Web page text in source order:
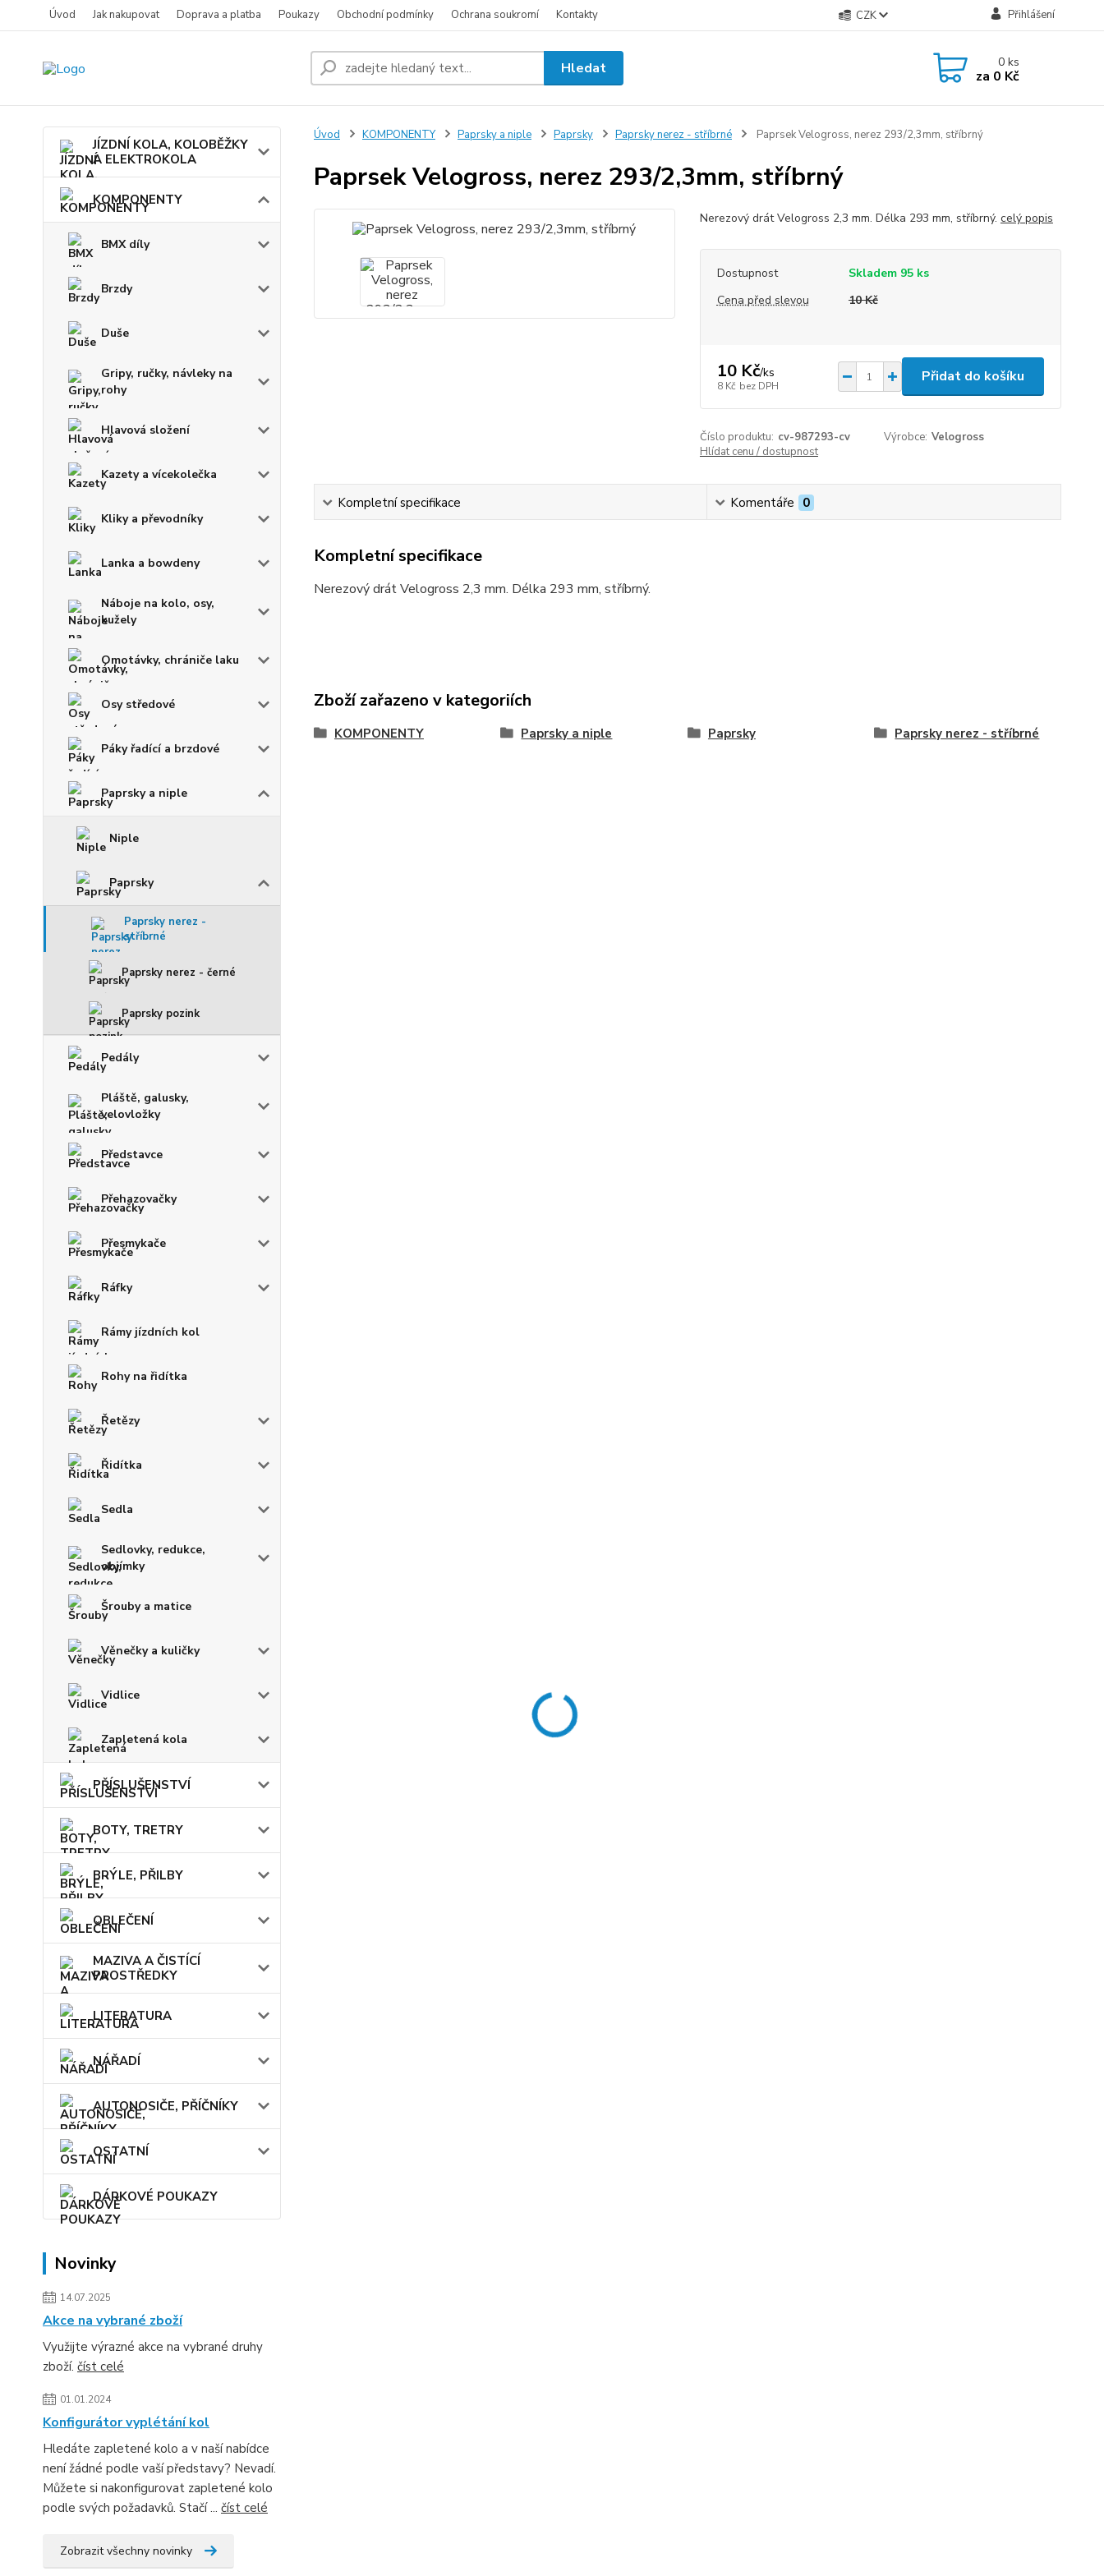
Úvod Jak nakupovat Doprava a platba Poukazy Obchodní podmínky Ochrana soukromí Kontakty CZK Přihlášení
Hledat 0ks
za 0 Kč
JÍZDNÍ KOLA, KOLOBĚŽKY
A ELEKTROKOLA
KOMPONENTY
BMX díly
Brzdy
Duše
Gripy, ručky, návleky na
rohy
Hlavová složení
Kazety a vícekolečka
Kliky a převodníky
Lanka a bowdeny
Náboje na kolo, osy,
kužely
Omotávky, chrániče laku
Osy středové
Páky řadící a brzdové
Paprsky a niple
Niple
Paprsky
Paprsky nerez -
stříbrné
Paprsky nerez - černé
Paprsky pozink
Pedály
Pláště, galusky,
velovložky
Představce
Přehazovačky
Přesmykače
Ráfky
Rámy jízdních kol
Rohy na řidítka
Řetězy
Řidítka
Sedla
Sedlovky, redukce,
objímky
Šrouby a matice
Věnečky a kuličky
Vidlice
Zapletená kola
PŘÍSLUŠENSTVÍ
BOTY, TRETRY
BRÝLE, PŘILBY
OBLEČENÍ
MAZIVA A ČISTÍCÍ
PROSTŘEDKY
LITERATURA
NÁŘADÍ
AUTONOSIČE, PŘÍČNÍKY
OSTATNÍ
DÁRKOVÉ POUKAZY
Novinky
14.07.2025
Akce na vybrané zboží
Využijte výrazné akce na vybrané druhy
zboží. číst celé
01.01.2024
Konfigurátor vyplétání kol
Hledáte zapletené kolo a v naší nabídce
není žádné podle vaší představy? Nevadí.
Můžete si nakonfigurovat zapletené kolo
podle svých požadavků. Stačí ... číst celé
Zobrazit všechny novinky
Úvod KOMPONENTY Paprsky a niple Paprsky Paprsky nerez - stříbrné Paprsek Velogross, nerez 293/2,3mm, stříbrný
Paprsek Velogross, nerez 293/2,3mm, stříbrný
Nerezový drát Velogross 2,3 mm. Délka 293 mm, stříbrný. celý popis
Dostupnost
Skladem 95 ks
Cena před slevou
10 Kč
10 Kč/ks
8 Kč bez DPH
Přidat do košíku
Číslo produktu: cv-987293-cv Výrobce: Velogross
Hlídat cenu / dostupnost
Kompletní specifikace Komentáře 0
Kompletní specifikace
Nerezový drát Velogross 2,3 mm. Délka 293 mm, stříbrný.
Zboží zařazeno v kategoriích
KOMPONENTY Paprsky a niple Paprsky Paprsky nerez - stříbrné